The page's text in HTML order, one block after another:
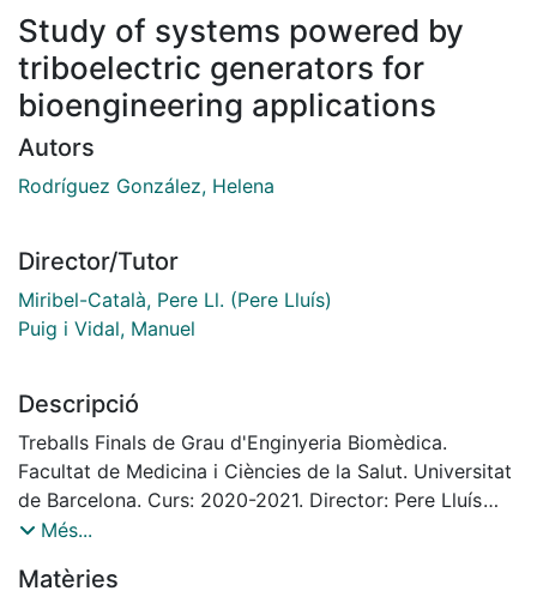
Study of systems powered by
triboelectric generators for
bioengineering applications
Autors
Rodríguez González, Helena
Director/Tutor
Miribel-Català, Pere Ll. (Pere Lluís)
Puig i Vidal, Manuel
Descripció
Treballs Finals de Grau d'Enginyeria Biomèdica.
Facultat de Medicina i Ciències de la Salut. Universitat
de Barcelona. Curs: 2020-2021. Director: Pere Lluís
Miribel Català. Co-director: Manel Puig i Vidal
Més...
Matèries